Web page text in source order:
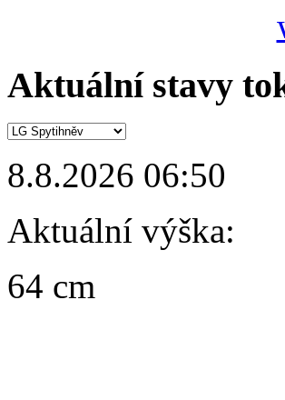
Aktuální stavy
8.8.2026 06:50
Aktuální výška:
64 cm